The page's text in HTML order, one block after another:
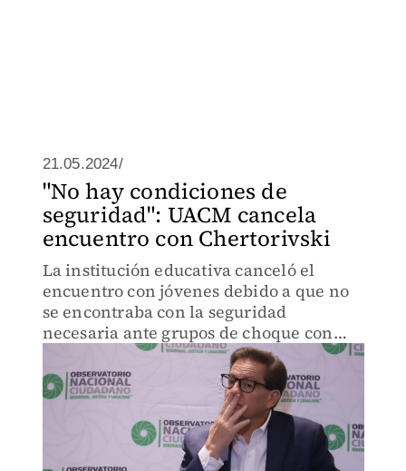
21.05.2024/
"No hay condiciones de
seguridad": UACM cancela
encuentro con Chertorivski
La institución educativa canceló el
encuentro con jóvenes debido a que no
se encontraba con la seguridad
necesaria ante grupos de choque con
diferentes afines partidistas.